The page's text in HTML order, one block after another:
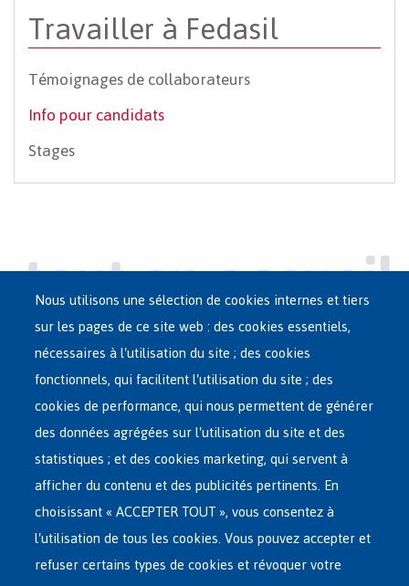
Travailler à Fedasil
Témoignages de collaborateurs
Info pour candidats
Stages
Main
French
Menu
ASILE EN BELGIQUE
RÉSEAU D'ACCUEIL
RETOUR VOLONTAIRE
INTERNATIONAL
À PROPOS DE FEDASIL
Nous utilisons une sélection de cookies internes et tiers
sur les pages de ce site web : des cookies essentiels,
nécessaires à l'utilisation du site ; des cookies
fonctionnels, qui facilitent l'utilisation du site ; des
cookies de performance, qui nous permettent de générer
des données agrégées sur l'utilisation du site et des
statistiques ; et des cookies marketing, qui servent à
afficher du contenu et des publicités pertinents. En
choisissant « ACCEPTER TOUT », vous consentez à
l'utilisation de tous les cookies. Vous pouvez accepter et
refuser certains types de cookies et révoquer votre